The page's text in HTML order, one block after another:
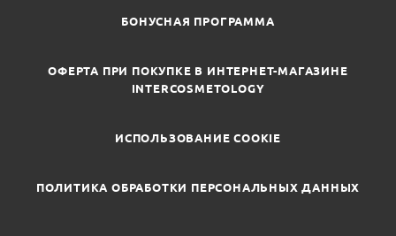
БОНУСНАЯ ПРОГРАММА
ОФЕРТА ПРИ ПОКУПКЕ В ИНТЕРНЕТ-МАГАЗИНЕ
INTERCOSMETOLOGY
ИСПОЛЬЗОВАНИЕ COOKIE
ПОЛИТИКА ОБРАБОТКИ ПЕРСОНАЛЬНЫХ ДАННЫХ